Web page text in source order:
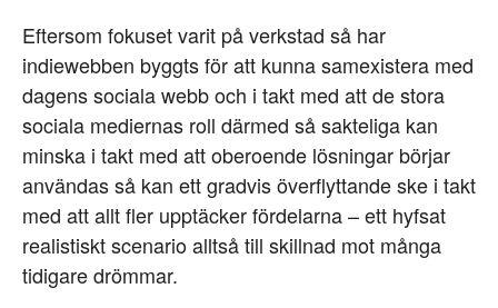
Eftersom fokuset varit på verkstad så har
indiewebben byggts för att kunna samexistera med
dagens sociala webb och i takt med att de stora
sociala mediernas roll därmed så sakteliga kan
minska i takt med att oberoende lösningar börjar
användas så kan ett gradvis överflyttande ske i takt
med att allt fler upptäcker fördelarna – ett hyfsat
realistiskt scenario alltså till skillnad mot många
tidigare drömmar.